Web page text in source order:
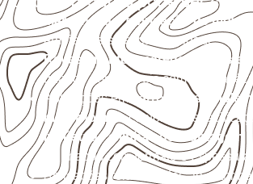
Marcenaria e fabricação de móveis
ambientes sujeitos à umidade.
Revestimentos, paredes, pisos e
quando compatíveis com a ficha
Aplicações em
carrocerias,
motorhomes, conforme
Indústrias e linhas de montagem
de chapas com formato e espessura
Aplicações relacionadas ao setor